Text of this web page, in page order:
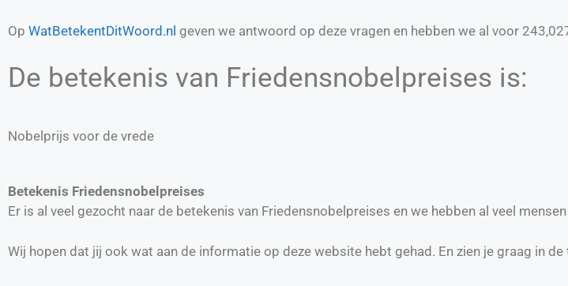
Op WatBetekentDitWoord.nl geven we antwoord op deze vragen en hebben we al voor
De betekenis van Friedensnobelpreises is:
Nobelprijs voor de vrede
Betekenis Friedensnobelpreises
Er is al veel gezocht naar de betekenis van Friedensnobelpreises en we hebben al veel
Wij hopen dat jij ook wat aan de informatie op deze website hebt gehad. En zien je graag in